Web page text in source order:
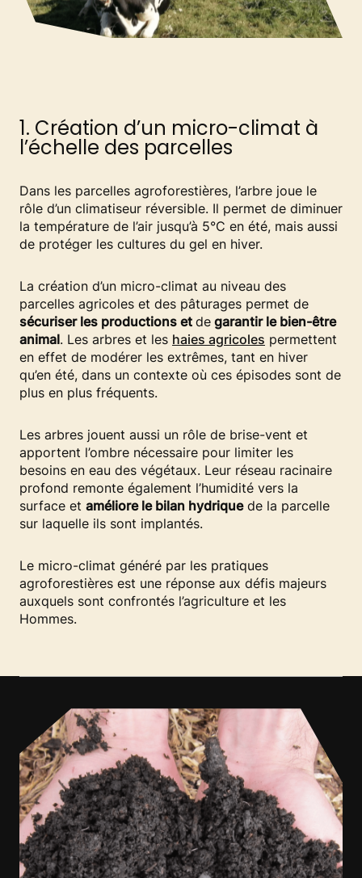
1. Création d’un micro-climat à
l’échelle des parcelles
Dans les parcelles agroforestières, l’arbre joue le
rôle d’un climatiseur réversible. Il permet de diminuer
la température de l’air jusqu’à 5°C en été, mais aussi
de protéger les cultures du gel en hiver.
La création d’un micro-climat au niveau des
parcelles agricoles et des pâturages permet de
sécuriser les productions et de garantir le bien-être
animal. Les arbres et les haies agricoles permettent
en effet de modérer les extrêmes, tant en hiver
qu’en été, dans un contexte où ces épisodes sont de
plus en plus fréquents.
Les arbres jouent aussi un rôle de brise-vent et
apportent l’ombre nécessaire pour limiter les
besoins en eau des végétaux. Leur réseau racinaire
profond remonte également l’humidité vers la
surface et améliore le bilan hydriquede la parcelle
sur laquelle ils sont implantés.
Le micro-climat généré par les pratiques
agroforestières est une réponse aux défis majeurs
auxquels sont confrontés l’agriculture et les
Hommes.